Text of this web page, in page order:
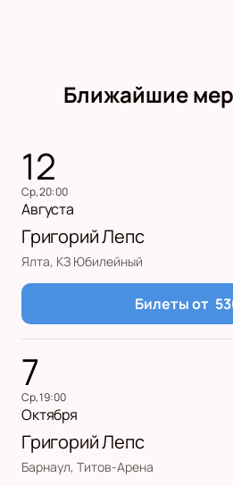
Ближайшие
12
ср, 20:00
Августа
Григорий Лепс
Ялта, КЗ Юбилейный
Билеты от
7
ср, 19:00
Октября
Григорий Лепс
Барнаул, Титов-Арена